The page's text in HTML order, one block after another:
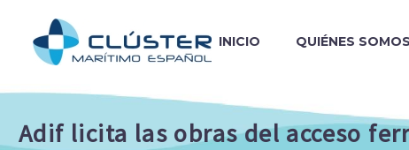
INICIO QUIÉNES SOMOS
Adif licita las obras del acceso